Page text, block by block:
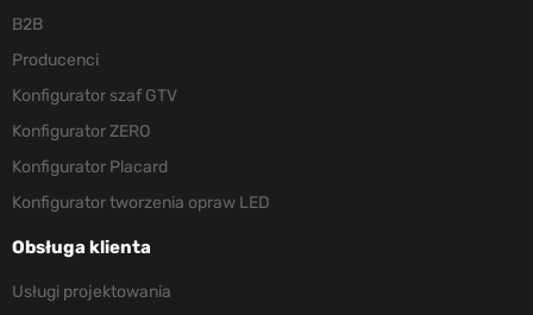
B2B
Producenci
Konfigurator szaf GTV
Konfigurator ZERO
Konfigurator Placard
Konfigurator tworzenia opraw LED
Obsługa klienta
Usługi projektowania